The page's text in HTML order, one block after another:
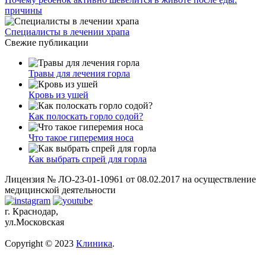
причины
Специалисты в лечении храпа
Свежие публикации
Травы для лечения горла
Кровь из ушей
Как полоскать горло содой?
Что такое гиперемия носа
Как выбрать спрей для горла
Лицензия № ЛО-23-01-10961 от 08.02.2017 на осуществление
медицинской деятельности
г. Краснодар,
ул.Московская
Copyright © 2023 Клиника.